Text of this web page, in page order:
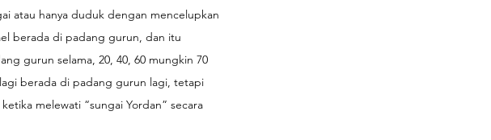
atau hanya duduk dengan mencelupkan
berada di padang gurun, dan itu
gurun selama, 20, 40, 60 mungkin 70
berada di padang gurun lagi, tetapi
melewati “sungai Yordan” secara